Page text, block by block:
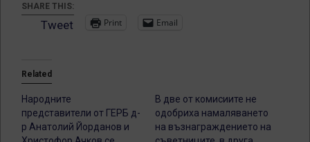
SHARE THIS:
Tweet Print Email
Related
Народните
представители от ГЕРБ д-
р Анатолий Йорданов и
В две от комисиите не
одобриха намаляването
на възнаграждението на